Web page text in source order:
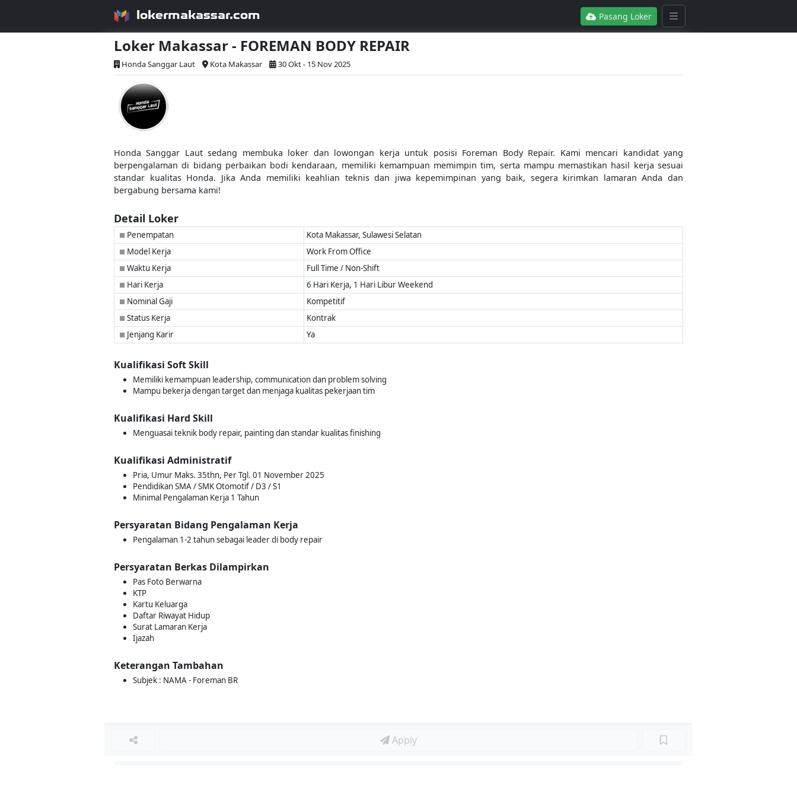
lokermakassar.com Pasang Loker
Loker Makassar - FOREMAN BODY REPAIR
Honda Sanggar Laut Kota Makassar 30 Okt - 15 Nov 2025
Honda Sanggar Laut sedang membuka loker dan lowongan kerja untuk posisi Foreman Body Repair. Kami mencari kandidat yang
berpengalaman di bidang perbaikan bodi kendaraan, memiliki kemampuan memimpin tim, serta mampu memastikan hasil kerja sesuai
standar kualitas Honda. Jika Anda memiliki keahlian teknis dan jiwa kepemimpinan yang baik, segera kirimkan lamaran Anda dan
bergabung bersama kami!
Detail Loker
■ Penempatan Kota Makassar, Sulawesi Selatan
■ Model Kerja Work From Office
■ Waktu Kerja Full Time / Non-Shift
■ Hari Kerja 6 Hari Kerja, 1 Hari Libur Weekend
■ Nominal Gaji Kompetitif
■ Status Kerja Kontrak
■ Jenjang Karir Ya
Kualifikasi Soft Skill
Memiliki kemampuan leadership, communication dan problem solving
Mampu bekerja dengan target dan menjaga kualitas pekerjaan tim
Kualifikasi Hard Skill
Menguasai teknik body repair, painting dan standar kualitas finishing
Kualifikasi Administratif
Pria, Umur Maks. 35thn, Per Tgl. 01 November 2025
Pendidikan SMA / SMK Otomotif / D3 / S1
Minimal Pengalaman Kerja 1 Tahun
Persyaratan Bidang Pengalaman Kerja
Pengalaman 1-2 tahun sebagai leader di body repair
Persyaratan Berkas Dilampirkan
Pas Foto Berwarna
KTP
Kartu Keluarga
Daftar Riwayat Hidup
Surat Lamaran Kerja
Ijazah
Keterangan Tambahan
Subjek : NAMA - Foreman BR
Apply